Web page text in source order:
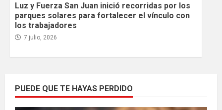
Luz y Fuerza San Juan inició recorridas por los
parques solares para fortalecer el vínculo con
los trabajadores
7 julio, 2026
PUEDE QUE TE HAYAS PERDIDO